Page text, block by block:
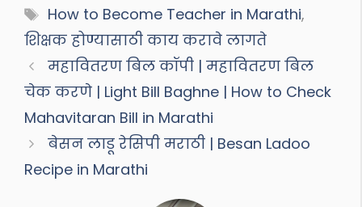
Tags
How to Become Teacher in Marathi,
शिक्षक होण्यासाठी काय करावे लागते
महावितरण बिल कॉपी | महावितरण बिल
चेक करणे | Light Bill Baghne | How to Check
Mahavitaran Bill in Marathi
बेसन लाडू रेसिपी मराठी | Besan Ladoo
Recipe in Marathi